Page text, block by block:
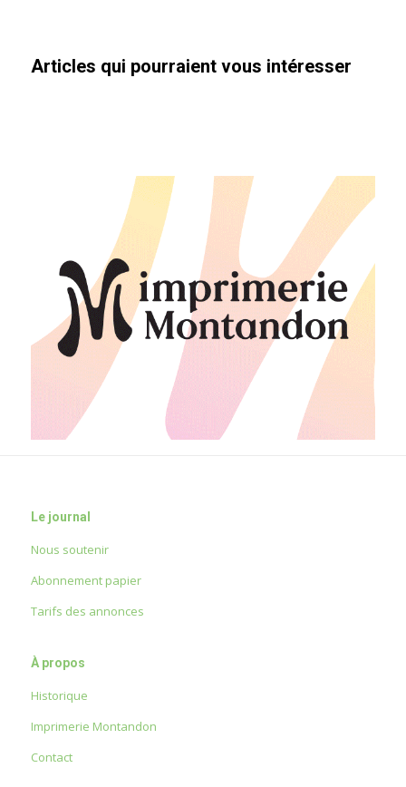
Articles qui pourraient vous intéresser
Le journal
Nous soutenir
Abonnement papier
Tarifs des annonces
À propos
Historique
Imprimerie Montandon
Contact